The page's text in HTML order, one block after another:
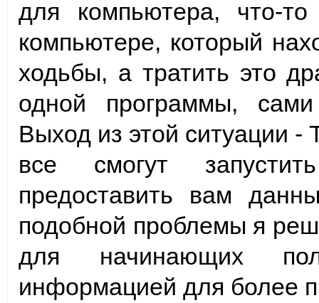
для компьютера, что-то
компьютере, который
ходьбы, а тратить это
одной программы,
Выход из этой ситуации -
все смогут
предоставить вам
подобной проблемы я
для начинающих
информацией для более